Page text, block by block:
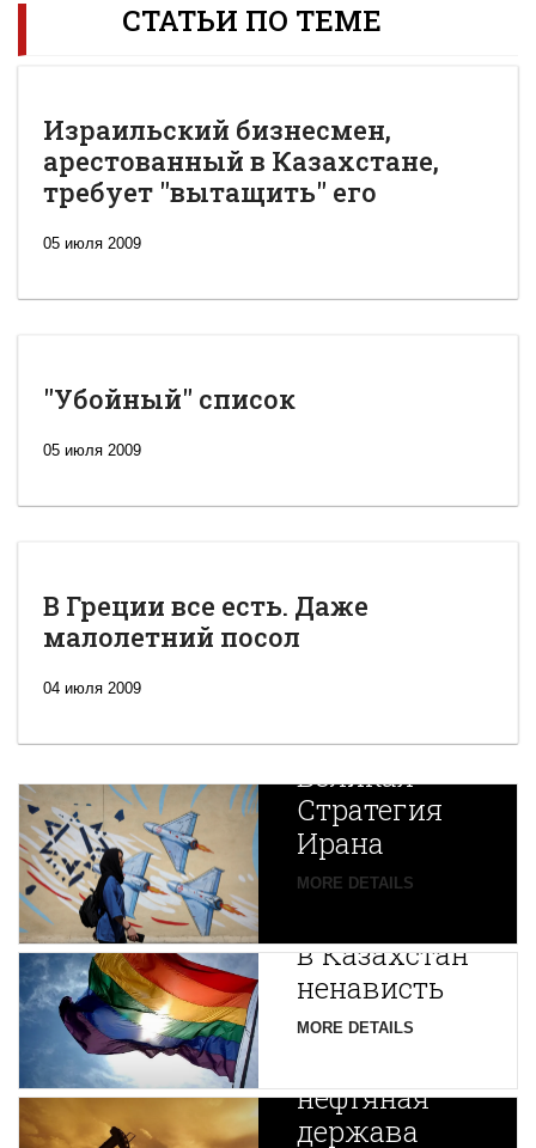
СТАТЬИ ПО ТЕМЕ
Израильский бизнесмен,
арестованный в Казахстане,
требует "вытащить" его
05 июля 2009
"Убойный" список
05 июля 2009
В Греции все есть. Даже
малолетний посол
04 июля 2009
Новая
Великая
Стратегия
Ирана
MORE DETAILS
Путин
в Казахстан
ненависть
MORE DETAILS
Центральной
Азии
зарождается
нефтяная
держава